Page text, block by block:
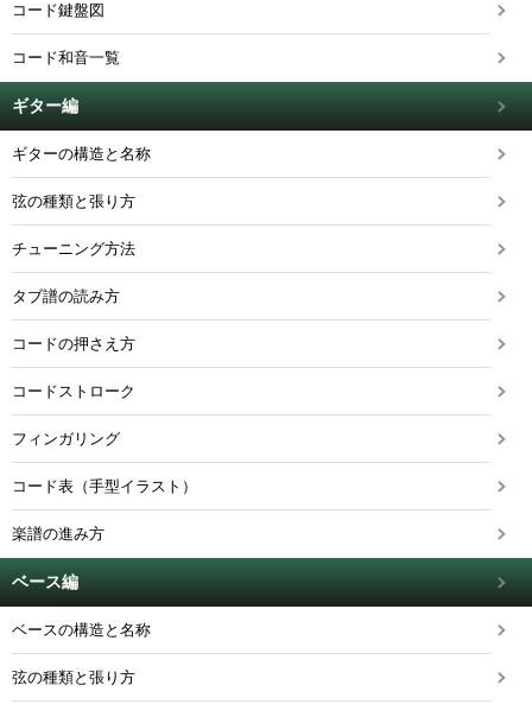
コード鍵盤図
コード和音一覧
ギター編
ギターの構造と名称
弦の種類と張り方
チューニング方法
タブ譜の読み方
コードの押さえ方
コードストローク
フィンガリング
コード表（手型イラスト）
楽譜の進み方
ベース編
ベースの構造と名称
弦の種類と張り方